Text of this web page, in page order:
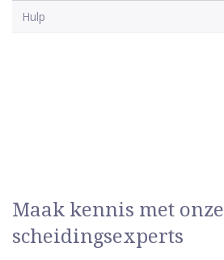
Hulp
Maak kennis met onze
scheidingsexperts